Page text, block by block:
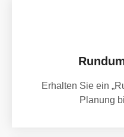
Erhalten Sie ein
Planung